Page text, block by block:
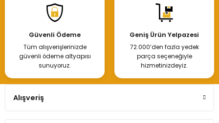
Güvenli Ödeme
Tüm alışverişlerinizde
güvenli ödeme altyapısı
sunuyoruz.
Geniş Ürün Yelpazesi
72.000’den fazla yedek
parça seçeneğiyle
hizmetinizdeyiz.
Alışveriş